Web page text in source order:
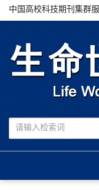
中国高校科技期刊集群